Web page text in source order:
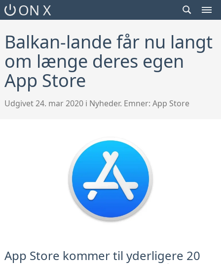
ON X
TOGGLE
Balkan-lande får nu langt
om længe deres egen
App Store
Udgivet 24. mar 2020 i Nyheder. Emner: App Store
App Store kommer til yderligere 20